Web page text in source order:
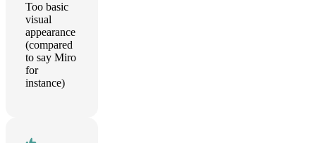
Too basic
visual
appearance
(compared
to say Miro
for
instance)